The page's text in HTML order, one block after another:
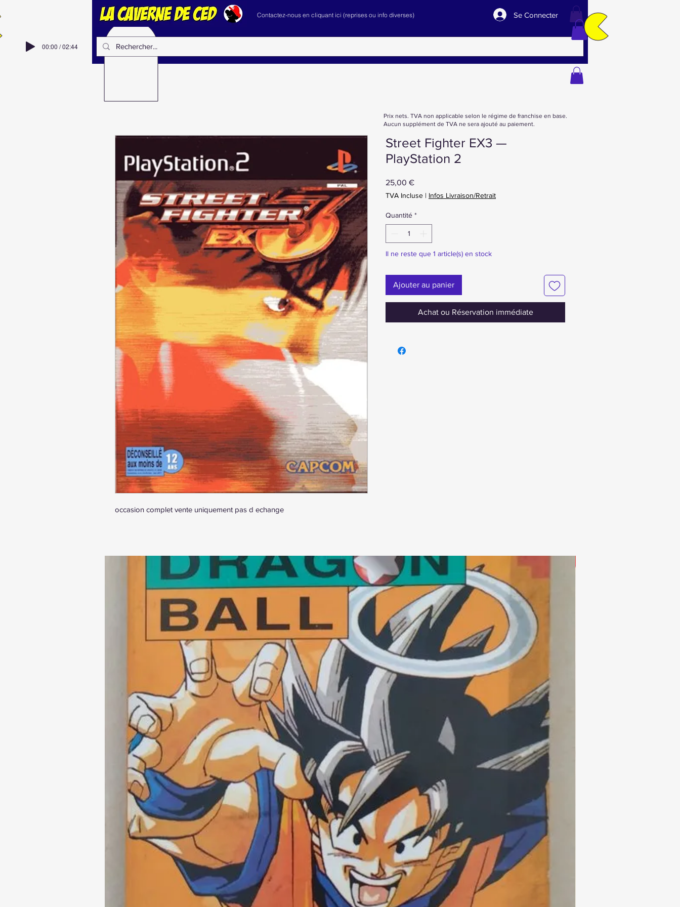
00:00 / 02:44
Contactez-nous en cliquant ici (reprises ou info diverses) Se Connecter
occasion complet vente uniquement pas d echange
Street Fighter EX3 —
PlayStation 2
25,00 €Prix
TVA Incluse | Infos Livraison/Retrait
Quantité *
Il ne reste que 1 article(s) en stock
Ajouter au panier
Achat ou Réservation immédiate
Prix nets. TVA non applicable selon le régime de franchise en base.
Aucun supplément de TVA ne sera ajouté au paiement.